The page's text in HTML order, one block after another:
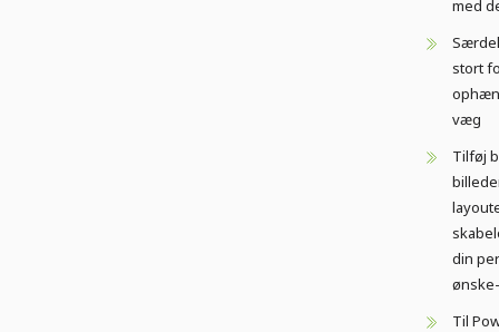
med
stort
væg
Tilføj
din
Til